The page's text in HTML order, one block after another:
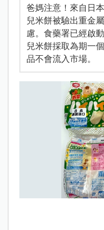
爸媽注意！來自日
兒米餅被驗出重金
慮。食藥署已經啟
兒米餅採取為期一
品不會流入市場。